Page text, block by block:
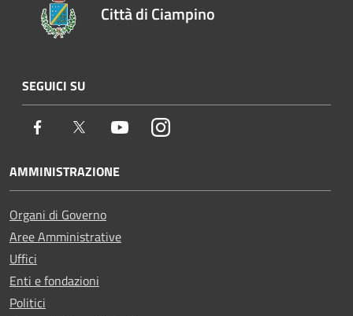
Città di Ciampino
SEGUICI SU
Facebook Twitter YoutubeInstagram
AMMINISTRAZIONE
Organi di Governo
Aree Amministrative
Uffici
Enti e fondazioni
Politici